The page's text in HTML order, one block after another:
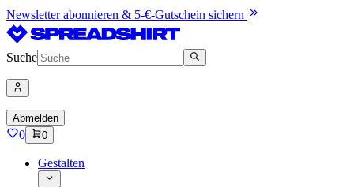
Newsletter abonnieren & 5-€-Gutschein sichern
Suche
Abmelden
0 0
Gestalten